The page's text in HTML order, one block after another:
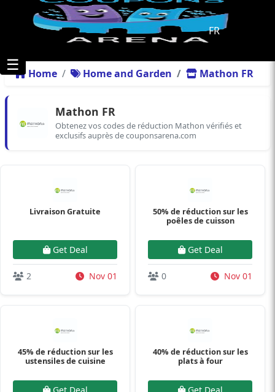
FR
☰ Home Home and Garden Mathon FR
Mathon FR
Obtenez vos codes de réduction Mathon vérifiés et
exclusifs auprès de couponsarena.com
Livraison Gratuite
Get Deal
2 Nov 01
50% de réduction sur les
poêles de cuisson
Get Deal
0 Nov 01
45% de réduction sur les
ustensiles de cuisine
40% de réduction sur les
plats à four